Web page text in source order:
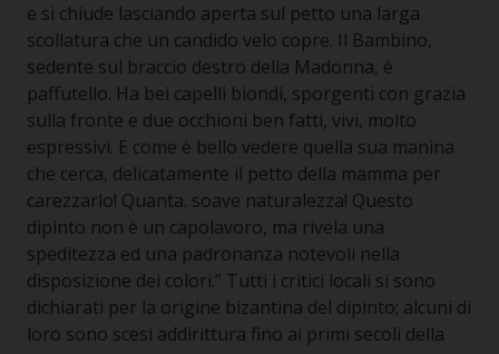
e si chiude lasciando aperta sul petto una larga
scollatura che un candido velo copre. Il Bambino,
sedente sul braccio destro della Madonna, è
paffutello. Ha bei capelli biondi, sporgenti con grazia
sulla fronte e due occhioni ben fatti, vivi, molto
espressivi. E come è bello vedere quella sua manina
che cerca, delicatamente il petto della mamma per
carezzarlo! Quanta. soave naturalezza! Questo
dipinto non è un capolavoro, ma rivela una
speditezza ed una padronanza notevoli nella
disposizione dei colori.” Tutti i critici locali si sono
dichiarati per la origine bizantina del dipinto; alcuni di
loro sono scesi addirittura fino ai primi secoli della